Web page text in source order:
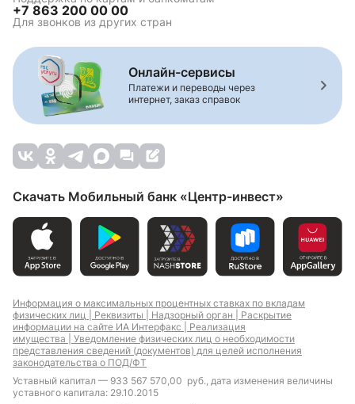
+7 863 200 00 00
Для звонков из других стран
Онлайн-сервисы
Платежи и переводы через
интернет, заказ справок
Скачать Мобильный банк «Центр-инвест»
Информация о максимальных процентных ставках по вкладам
физических лиц | Реквизиты | Надзорный орган | Раскрытие
информации на сайте ИА Интерфакс | Реализация
имущества | Уведомление физических лиц о необходимости
представления сведений (документов) для целей исполнения
законодательства о ПОД/ФТ
Уставный капитал — 933 567 570,00 руб., дата изменения величины
уставного капитала: 29.10.2015